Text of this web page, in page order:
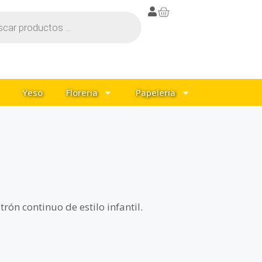
Yeso Floreria Papeleria
continuo de estilo infantil.